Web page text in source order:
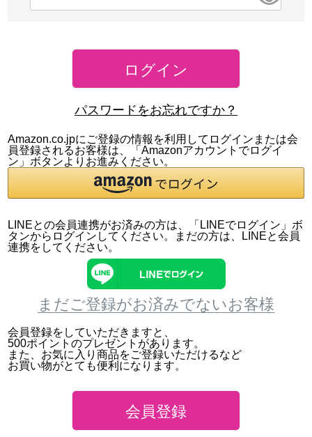
ログイン
パスワードをお忘れですか？
Amazon.co.jpにご登録の情報を利用してログインまたは会
員登録されるお客様は、「Amazonアカウントでログイ
ン」ボタンよりお進みください。
LINEとの会員連携がお済みの方は、「LINEでログイン」ボ
タンからログインしてください。まだの方は、
LINEと会員
連携をしてください。
まだご登録がお済みでないお客様
会員登録をしていただきますと、
500ポイントのプレゼントがあります。
また、お気に入り商品をご登録いただけるなど
お買い物がとても便利になります。
会員登録